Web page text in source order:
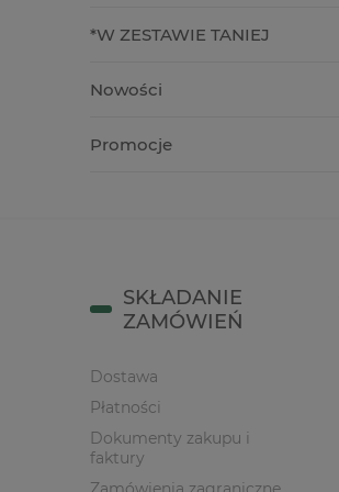
*W ZESTAWIE TANIEJ
Nowości
Promocje
18,00 zł
SKŁADANIE
ZAMÓWIEŃ
Dostawa
Płatności
Dokumenty zakupu i
faktury